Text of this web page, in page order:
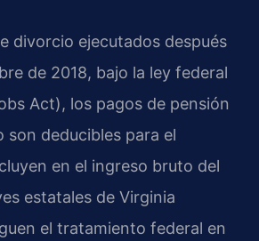
divorcio ejecutados después
de 2018, bajo la ley federal
Act), los pagos de pensión
son deducibles para el
en el ingreso bruto del
estatales de Virginia
el tratamiento federal en